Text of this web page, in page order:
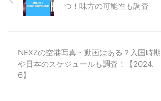
つ！味方の可能性も調査
NEXZの空港写真・動画はある？入国時期
や日本のスケジュールも調査！【2024.
6】